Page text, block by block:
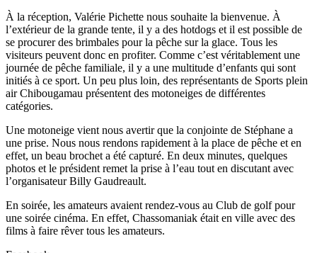
À la réception, Valérie Pichette nous souhaite la bienvenue. À
l’extérieur de la grande tente, il y a des hotdogs et il est possible de
se procurer des brimbales pour la pêche sur la glace. Tous les
visiteurs peuvent donc en profiter. Comme c’est véritablement une
journée de pêche familiale, il y a une multitude d’enfants qui sont
initiés à ce sport. Un peu plus loin, des représentants de Sports plein
air Chibougamau présentent des motoneiges de différentes
catégories.
Une motoneige vient nous avertir que la conjointe de Stéphane a
une prise. Nous nous rendons rapidement à la place de pêche et en
effet, un beau brochet a été capturé. En deux minutes, quelques
photos et le président remet la prise à l’eau tout en discutant avec
l’organisateur Billy Gaudreault.
En soirée, les amateurs avaient rendez-vous au Club de golf pour
une soirée cinéma. En effet, Chassomaniak était en ville avec des
films à faire rêver tous les amateurs.